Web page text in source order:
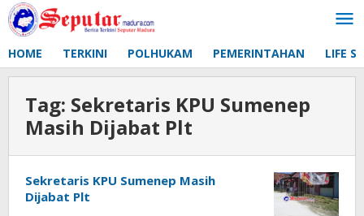
Lewati
ke
HOME TERKINI POLHUKAM PEMERINTAHAN LIFE
Tag: Sekretaris KPU Sumenep
Masih Dijabat Plt
Sekretaris KPU Sumenep Masih
Dijabat Plt